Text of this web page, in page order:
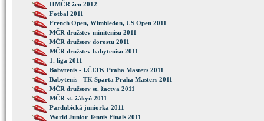
HMČR žen 2012
Fotbal 2011
French Open, Wimbledon, US Open 2011
MČR družstev minitenisu 2011
MČR družstev dorostu 2011
MČR družstev babytenisu 2011
1. liga 2011
Babytenis - I.ČLTK Praha Masters 2011
Babytenis - TK Sparta Praha Masters 2011
MČR družstev st. žactva 2011
MČR st. žákyň 2011
Pardubická juniorka 2011
World Junior Tennis Finals 2011